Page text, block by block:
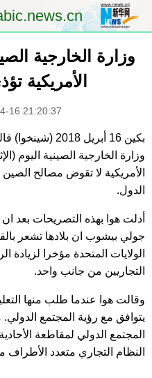
الصفحة الأولى
العالم
الثقافة والتعليم
الصور
وزارة الخارجية
الأمريكية
16 21:20:37
بكين 16 أبريل
وزارة الخارجية الصينية اليوم
الأمريكية لا تقوض مصالح
الدول.
أدلت هوا بهذه التصريحات بعد
جولي بيشوب ان بلادها تشعر
الولايات المتحدة مؤخرا
التجاريين من جانب واحد.
وقالت هوا عندما طلب منها
يتوافق مع رؤية المجتمع
المجتمع الدولي لمقاطعة
النظام التجاري متعدد